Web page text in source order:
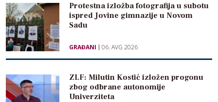
Protestna izložba fotografija u subotu
ispred Jovine gimnazije u Novom
Sadu
GRAĐANI 06. AVG 2026
ZLF: Milutin Kostić izložen progonu
zbog odbrane autonomije
Univerziteta